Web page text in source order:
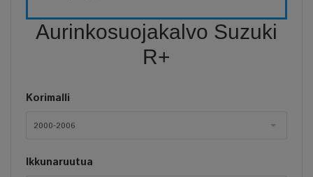
Aurinkosuojakalvo Suzuki
R+
Korimalli
2000-2006
Ikkunaruutua